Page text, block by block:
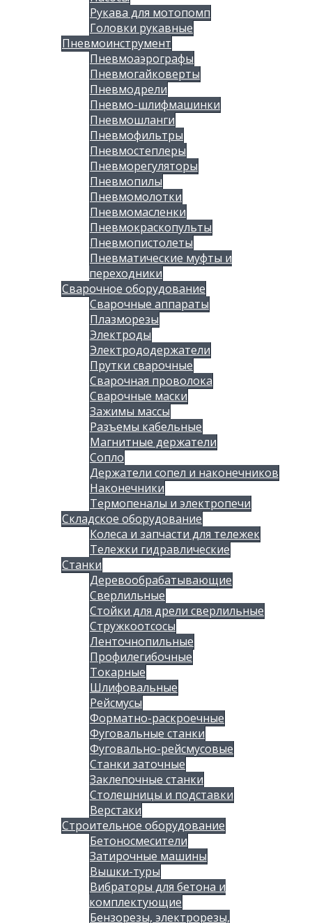
Рукава для мотопомп
Головки рукавные
Пневмоинструмент
Пневмоаэрографы
Пневмогайковерты
Пневмодрели
Пневмо-шлифмашинки
Пневмошланги
Пневмофильтры
Пневмостеплеры
Пневморегуляторы
Пневмопилы
Пневмомолотки
Пневмомасленки
Пневмокраскопульты
Пневмопистолеты
Пневматические муфты и
переходники
Сварочное оборудование
Сварочные аппараты
Плазморезы
Электроды
Электрододержатели
Прутки сварочные
Сварочная проволока
Сварочные маски
Зажимы массы
Разъемы кабельные
Магнитные держатели
Сопло
Держатели сопел и наконечников
Наконечники
Термопеналы и электропечи
Складское оборудование
Колеса и запчасти для тележек
Тележки гидравлические
Станки
Деревообрабатывающие
Сверлильные
Стойки для дрели сверлильные
Стружкоотсосы
Ленточнопильные
Профилегибочные
Токарные
Шлифовальные
Рейсмусы
Форматно-раскроечные
Фуговальные станки
Фуговально-рейсмусовые
Станки заточные
Заклепочные станки
Столешницы и подставки
Верстаки
Строительное оборудование
Бетоносмесители
Затирочные машины
Вышки-туры
Вибраторы для бетона и
комплектующие
Бензорезы, электрорезы,